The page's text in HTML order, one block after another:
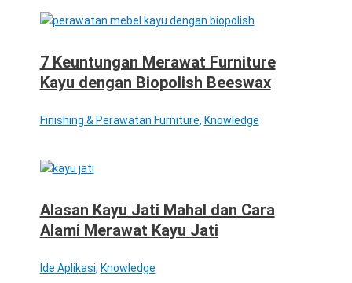
7 Keuntungan Merawat Furniture
Kayu dengan Biopolish Beeswax
Finishing & Perawatan Furniture, Knowledge
Alasan Kayu Jati Mahal dan Cara
Alami Merawat Kayu Jati
Ide Aplikasi, Knowledge